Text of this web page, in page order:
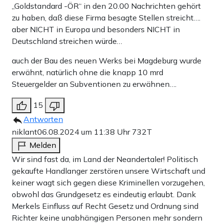
„Goldstandard -ÖR“ in den 20.00 Nachrichten gehört
zu haben, daß diese Firma besagte Stellen streicht….
aber NICHT in Europa und besonders NICHT in
Deutschland streichen würde…
auch der Bau des neuen Werks bei Magdeburg wurde
erwähnt, natürlich ohne die knapp 10 mrd
Steuergelder an Subventionen zu erwähnen….
15
Antworten
niklant06.08.2024 um 11:38 Uhr 732T
Melden
Wir sind fast da, im Land der Neandertaler! Politisch
gekaufte Handlanger zerstören unsere Wirtschaft und
keiner wagt sich gegen diese Kriminellen vorzugehen,
obwohl das Grundgesetz es eindeutig erlaubt. Dank
Merkels Einfluss auf Recht Gesetz und Ordnung sind
Richter keine unabhängigen Personen mehr sondern